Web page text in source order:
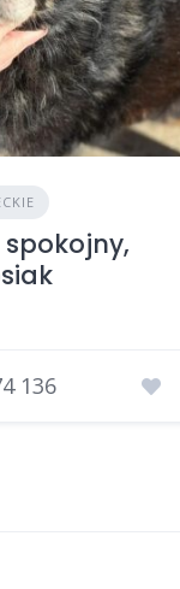
spokojny,
136